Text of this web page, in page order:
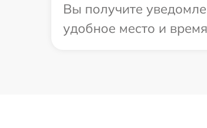
Вы получите
удобное место и